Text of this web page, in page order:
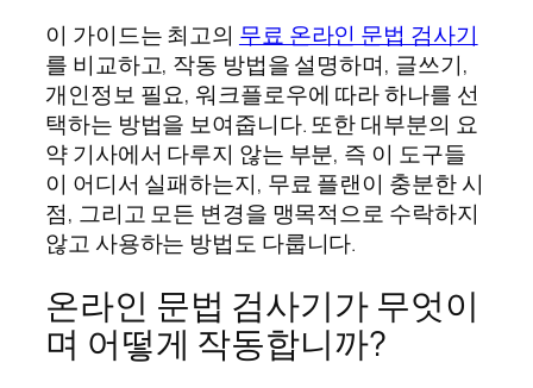
이 가이드는 최고의 무료 온라인 문법 검사기
를 비교하고, 작동 방법을 설명하며, 글쓰기,
개인정보 필요, 워크플로우에 따라 하나를 선
택하는 방법을 보여줍니다. 또한 대부분의 요
약 기사에서 다루지 않는 부분, 즉 이 도구들
이 어디서 실패하는지, 무료 플랜이 충분한 시
점, 그리고 모든 변경을 맹목적으로 수락하지
않고 사용하는 방법도 다룹니다.
온라인 문법 검사기가 무엇이
며 어떻게 작동합니까?